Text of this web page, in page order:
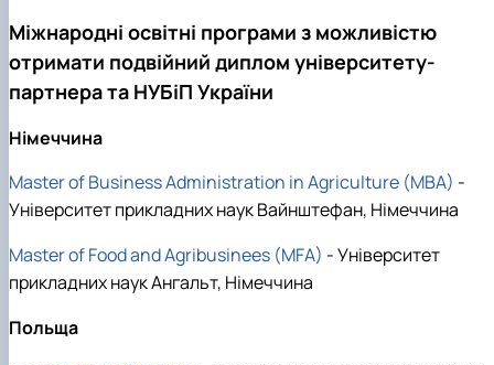
Практичне навчання
Виховна та спортивна робота
Сенат студентської організації факультету
Англомовна магістратура/ English speaking MSc
Program in Management
Міжнародні освітні програми з можливістю
отримати подвійний диплом університету-
партнера та НУБіП України
Німеччина
Master of Business Administration in Agriculture (MBA) -
Університет прикладних наук Вайнштефан, Німеччина
Master of Food and Agribusinees (MFA) - Університет
прикладних наук Ангальт, Німеччина
Польща